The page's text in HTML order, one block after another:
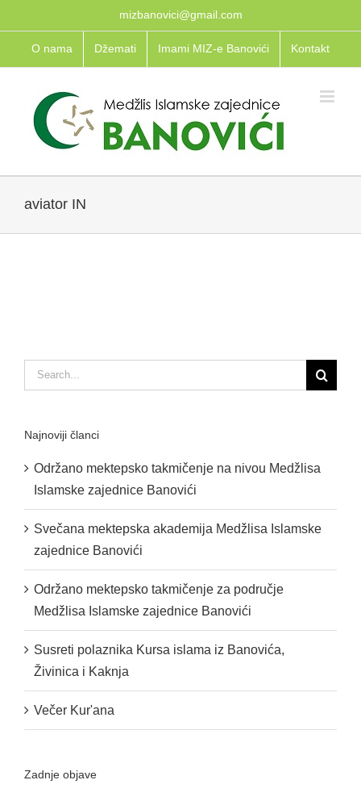
to
content
mizbanovici@gmail.com
O nama Džemati Imami MIZ-e Banovići Kontakt
aviator IN
Search
for:
Najnoviji članci
Održano mektepsko takmičenje na nivou Medžlisa
Islamske zajednice Banovići
Svečana mektepska akademija Medžlisa Islamske
zajednice Banovići
Održano mektepsko takmičenje za područje
Medžlisa Islamske zajednice Banovići
Susreti polaznika Kursa islama iz Banovića,
Živinica i Kaknja
Večer Kur'ana
Zadnje objave